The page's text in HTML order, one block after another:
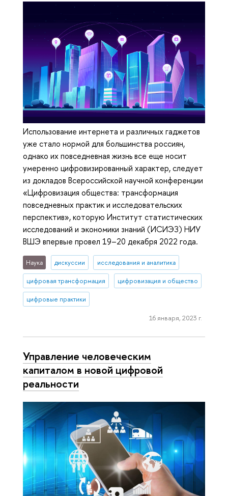
Использование интернета и различных гаджетов
уже стало нормой для большинства россиян,
однако их повседневная жизнь все еще носит
умеренно цифровизированный характер, следует
из докладов Всероссийской научной конференции
«Цифровизация общества: трансформация
повседневных практик и исследовательских
перспектив», которую Институт статистических
исследований и экономики знаний (ИСИЭЗ) НИУ
ВШЭ впервые провел 19–20 декабря 2022 года.
Наука дискуссии исследования и аналитика
цифровая трансформация цифровизация и общество
цифровые практики
16 января, 2023 г.
Управление человеческим
капиталом в новой цифровой
реальности